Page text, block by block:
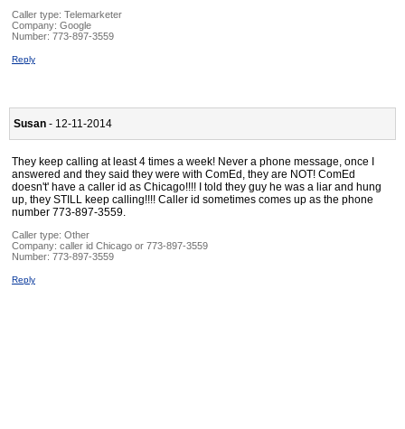
Caller type: Telemarketer
Company: Google
Number: 773-897-3559
Reply
Susan - 12-11-2014
They keep calling at least 4 times a week! Never a phone message, once I
answered and they said they were with ComEd, they are NOT! ComEd
doesn't' have a caller id as Chicago!!!! I told they guy he was a liar and hung
up, they STILL keep calling!!!! Caller id sometimes comes up as the phone
number 773-897-3559.
Caller type: Other
Company: caller id Chicago or 773-897-3559
Number: 773-897-3559
Reply